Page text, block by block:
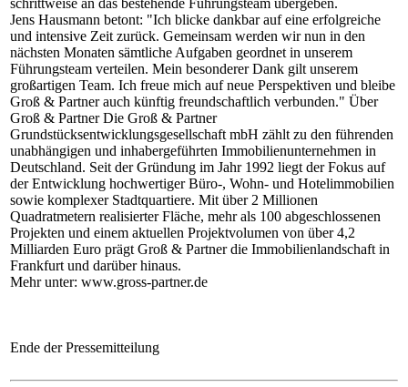
Jens Hausmann betont: "Ich blicke dankbar auf eine erfolgreiche
und intensive Zeit zurück. Gemeinsam werden wir nun in den
nächsten Monaten sämtliche Aufgaben geordnet in unserem
Führungsteam verteilen. Mein besonderer Dank gilt unserem
großartigen Team. Ich freue mich auf neue Perspektiven und bleibe
Groß & Partner auch künftig freundschaftlich verbunden." Über
Groß & Partner Die Groß & Partner
Grundstücksentwicklungsgesellschaft mbH zählt zu den führenden
unabhängigen und inhabergeführten Immobilienunternehmen in
Deutschland. Seit der Gründung im Jahr 1992 liegt der Fokus auf
der Entwicklung hochwertiger Büro-, Wohn- und Hotelimmobilien
sowie komplexer Stadtquartiere. Mit über 2 Millionen
Quadratmetern realisierter Fläche, mehr als 100 abgeschlossenen
Projekten und einem aktuellen Projektvolumen von über 4,2
Milliarden Euro prägt Groß & Partner die Immobilienlandschaft in
Frankfurt und darüber hinaus.
Mehr unter: www.gross-partner.de
Ende der Pressemitteilung